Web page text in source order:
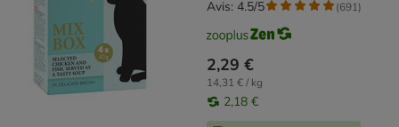
2,29 €
14,31 € / kg
2,18 €
Avis: 4.5/5 (691)